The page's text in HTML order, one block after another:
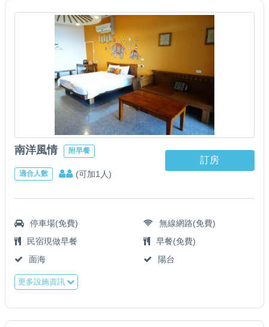
南洋風情 附早餐
適合人數 (可加1人)
訂房
停車場(免費)
無線網路(免費)
民宿現做早餐
早餐(免費)
面海
陽台
更多設施資訊